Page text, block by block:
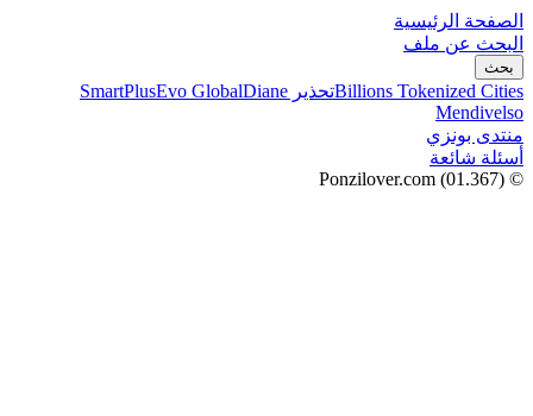
الصفحة الرئيسية
البحث عن ملف
بحث
Billions Tokenized Citiesتحذير SmartPlus Evo GlobalDiane
Mendivelso
منتدى بونزي
أسئلة شائعة
© Ponzilover.com
(01.367)